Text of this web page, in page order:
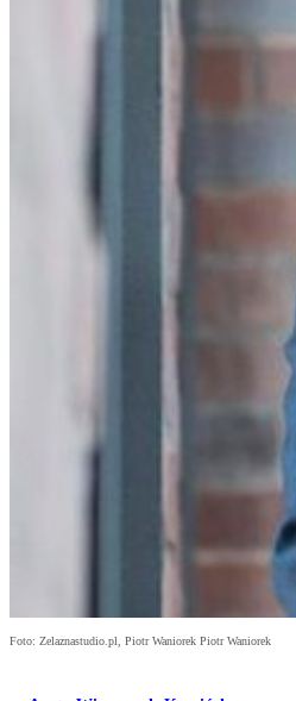
Foto: Zelaznastudio.pl, Piotr Waniorek Piotr Waniorek